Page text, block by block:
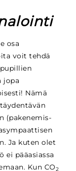
osa
voit tehdä
jopa
Nämä
(pakenemis-
Ja kuten olet
ei pääasiassa
Kun CO2